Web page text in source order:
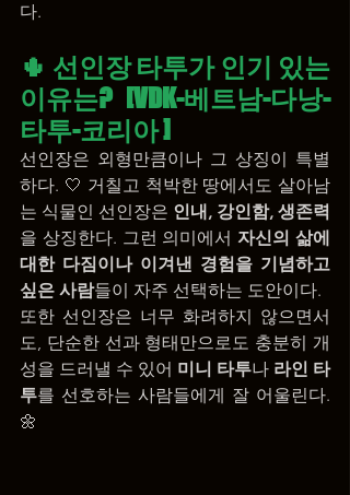
다.
🌵 선인장 타투가 인기 있는
이유는? [VDK-베트남-다낭-
타투-코리아 ]
선인장은 외형만큼이나 그 상징이 특별
하다. 🤍 거칠고 척박한 땅에서도 살아남
는 식물인 선인장은 인내, 강인함, 생존력
을 상징한다. 그런 의미에서 자신의 삶에
대한 다짐이나 이겨낸 경험을 기념하고
싶은 사람들이 자주 선택하는 도안이다.
또한 선인장은 너무 화려하지 않으면서
도, 단순한 선과 형태만으로도 충분히 개
성을 드러낼 수 있어 미니 타투나 라인 타
투를 선호하는 사람들에게 잘 어울린다.
🌼